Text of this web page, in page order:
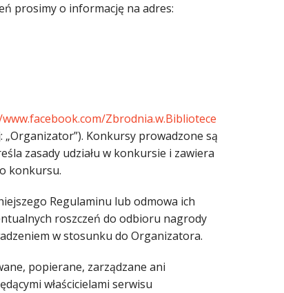
prosimy o informację na adres:
Zbrodnia.w.Bibliotece
Konkursy prowadzone są
zasady udziału w konkursie i zawiera
konkursu.
Regulaminu lub odmowa ich
roszczeń do odbioru nagrody
w stosunku do Organizatora.
popierane, zarządzane ani
właścicielami serwisu